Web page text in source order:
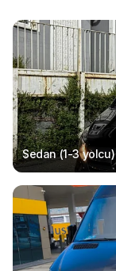
Sedan (1-3 yolcu)